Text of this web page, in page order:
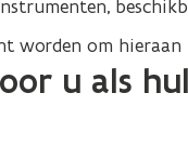
worden om hieraan
u als